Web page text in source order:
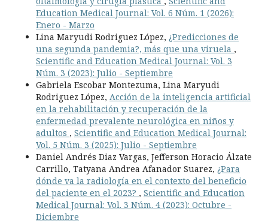
Education Medical Journal: Vol. 6 Núm. 1 (2026):
Enero - Marzo
Lina Maryudi Rodriguez López, ¿Predicciones de
una segunda pandemia?, más que una viruela ,
Scientific and Education Medical Journal: Vol. 3
Núm. 3 (2023): Julio - Septiembre
Gabriela Escobar Montezuma, Lina Maryudi
Rodriguez López, Acción de la inteligencia artificial
en la rehabilitación y recuperación de la
enfermedad prevalente neurológica en niños y
adultos , Scientific and Education Medical Journal:
Vol. 5 Núm. 3 (2025): Julio - Septiembre
Daniel Andrés Diaz Vargas, Jefferson Horacio Álzate
Carrillo, Tatyana Andrea Afanador Suarez, ¿Para
dónde va la radiología en el contexto del beneficio
del paciente en el 2023? , Scientific and Education
Medical Journal: Vol. 3 Núm. 4 (2023): Octubre -
Diciembre